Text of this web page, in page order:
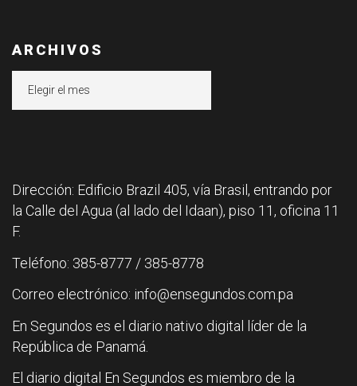
ARCHIVOS
Dirección: Edificio Brazil 405, vía Brasil, entrando por
la Calle del Agua (al lado del Idaan), piso 11, oficina 11
F.
Teléfono: 385-8777 / 385-8778
Correo electrónico: info@ensegundos.com.pa
En Segundos es el diario nativo digital líder de la
República de Panamá.
El diario digital En Segundos es miembro de la